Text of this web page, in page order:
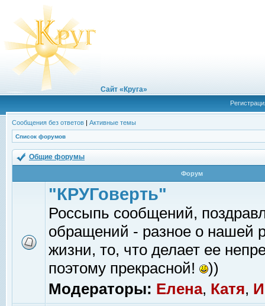
Сайт «Круга»
Сообщения без ответов | Активные темы
Список форумов
Общие форумы
Форум
"КРУГоверть"
Россыпь сообщений,
обращений - разное о нашей
жизни, то, что делает ее
поэтому прекрасной!
))
Модераторы: Елена, Катя,